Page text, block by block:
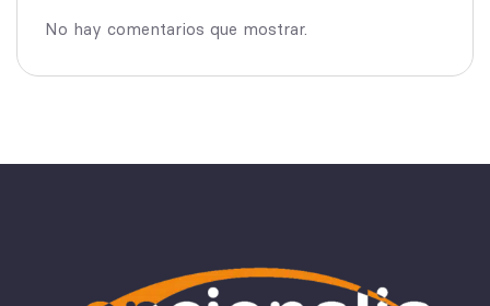
No hay comentarios que mostrar.